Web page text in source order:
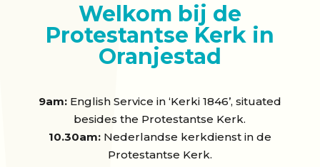
Welkom bij de
Protestantse Kerk in
Oranjestad
9am:English Service in ‘Kerki 1846’, situated
besides the Protestantse Kerk.
10.30am:Nederlandse kerkdienst in de
Protestantse Kerk.